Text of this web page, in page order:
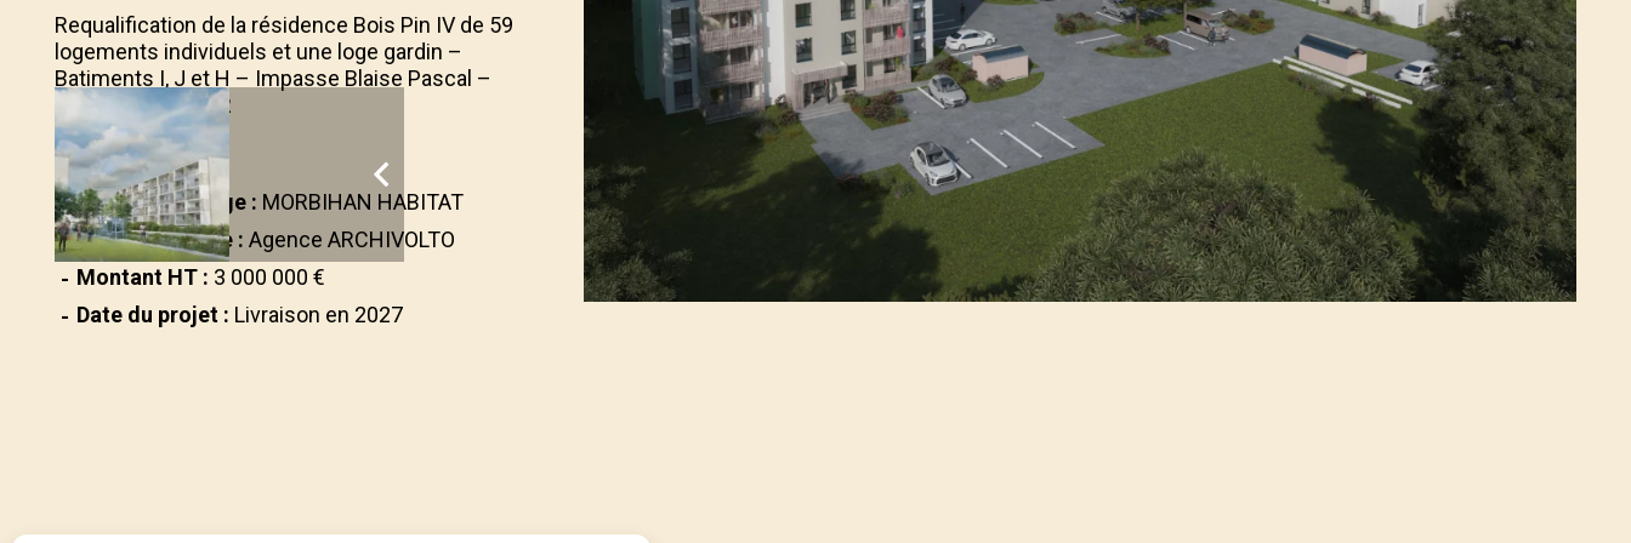
Requalification de la résidence Bois Pin IV de 59
logements individuels et une loge gardin –
Batiments I, J et H – Impasse Blaise Pascal –
56 270 PLOEMEUR
BBC RENOVATION
Maître d'ouvrage : MORBIHAN HABITAT
Maître d'oeuvre : Agence ARCHIVOLTO
Montant HT : 3 000 000 €
Date du projet : Livraison en 2027